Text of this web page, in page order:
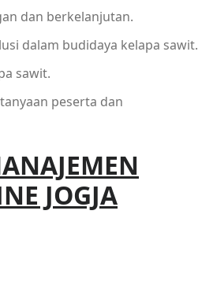
dan berkelanjutan.
dalam budidaya kelapa sawit.
sawit.
peserta dan
JOGJA